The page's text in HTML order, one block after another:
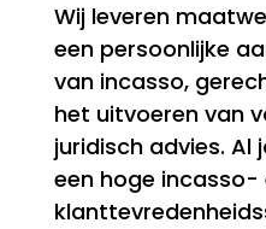
Wij leveren
een persoonlijke
van incasso,
het uitvoeren van
juridisch advies. Al
een hoge incasso-